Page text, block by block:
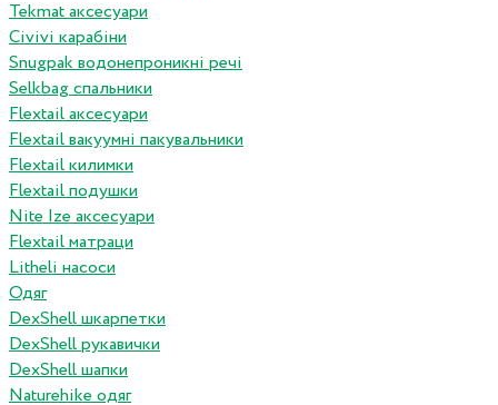
Tekmat аксесуари
Сivivi карабіни
Snugpak водонепроникні речі
Selkbag спальники
Flextail аксесуари
Flextail вакуумні пакувальники
Flextail килимки
Flextail подушки
Nite Ize аксесуари
Flextail матраци
Litheli насоси
Одяг
DexShell шкарпетки
DexShell рукавички
DexShell шапки
Naturehike одяг